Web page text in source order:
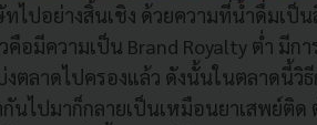
ไปอย่างสิ้นเชิง ด้วยความที่น้ำดื่มเป็
คือมีความเป็น Brand Royalty ต่ำ มีก
ตลาดไปครองแล้ว ดังนั้นในตลาดนี้วิ
นไปมาก็กลายเป็นเหมือนยาเสพย์ติ